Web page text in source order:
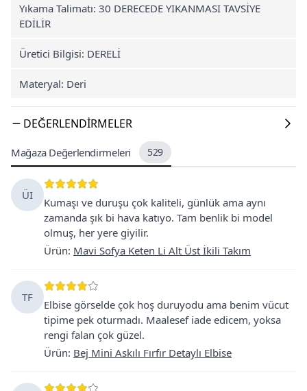
Yıkama Talimatı: 30 DERECEDE YIKANMASI TAVSİYE
EDİLİR
Üretici Bilgisi: DERELİ
Materyal: Deri
DEĞERLENDIRMELER
Mağaza Değerlendirmeleri 529
ÜI
Kumaşı ve duruşu çok kaliteli, günlük ama aynı
zamanda şık bi hava katıyo. Tam benlik bi model
olmuş, her yere giyilir.
Ürün: Mavi Sofya Keten Li Alt Üst İkili Takım
TF
Elbise görselde çok hoş duruyodu ama benim vücut
tipime pek oturmadı. Maalesef iade edicem, yoksa
rengi falan çok güzel.
Ürün: Bej Mini Askılı Fırfır Detaylı Elbise